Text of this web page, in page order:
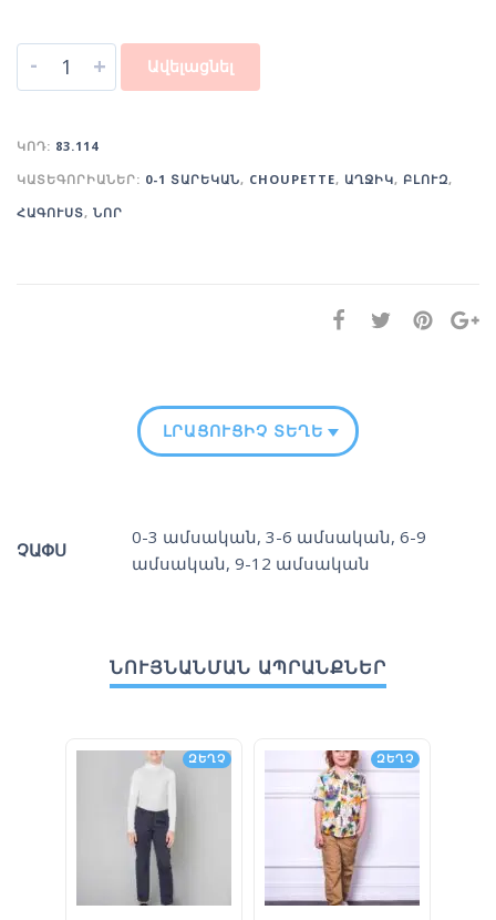
- + Ավելացնել
ԿՈԴ: 83.114
ԿԱՏԵԳՈՐԻԱՆԵՐ: 0-1 ՏԱՐԵԿԱՆ, CHOUPETTE, ԱՂՋԻԿ, ԲԼՈՒԶ,
ՀԱԳՈՒՍՏ, ՆՈՐ
ԼՐԱՑՈՒՑԻՉ ՏԵՂԵԿՈՒԹՅՈՒՆ
ՉԱՓՍ
0-3 ամսական, 3-6 ամսական, 6-9
ամսական, 9-12 ամսական
ՆՈՒՅՆԱՆՄԱՆ ԱՊՐԱՆՔՆԵՐ
ԶԵՂՉ ԶԵՂՉ